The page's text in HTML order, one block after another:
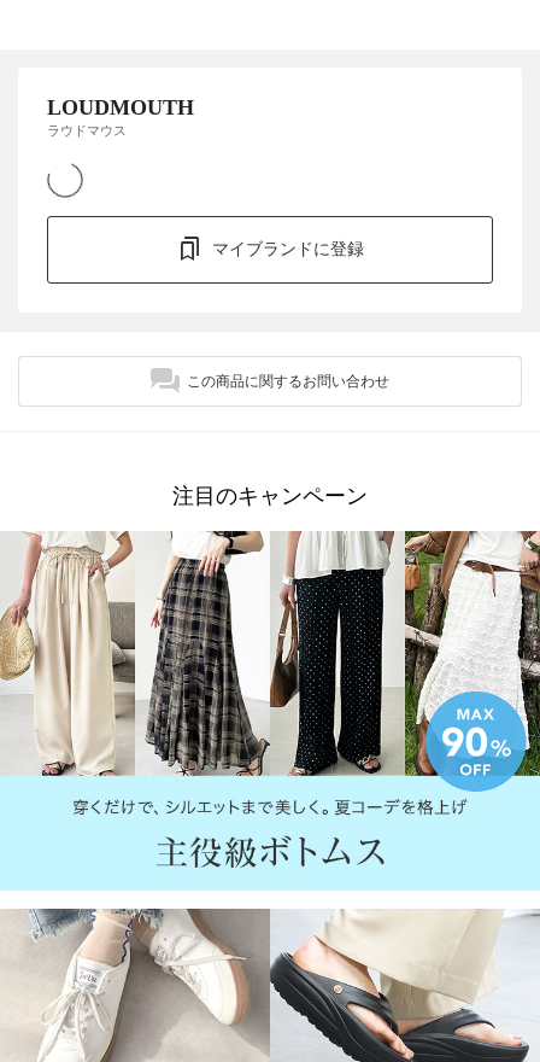
LOUDMOUTH
ラウドマウス
マイブランドに登録
この商品に関するお問い合わせ
注目のキャンペーン